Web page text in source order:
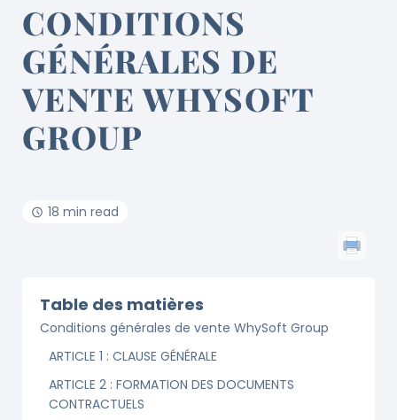
CONDITIONS
GÉNÉRALES DE
VENTE WHYSOFT
GROUP
18 min read
Table des matières
Conditions générales de vente WhySoft Group
ARTICLE 1 : CLAUSE GÉNÉRALE
ARTICLE 2 : FORMATION DES DOCUMENTS
CONTRACTUELS